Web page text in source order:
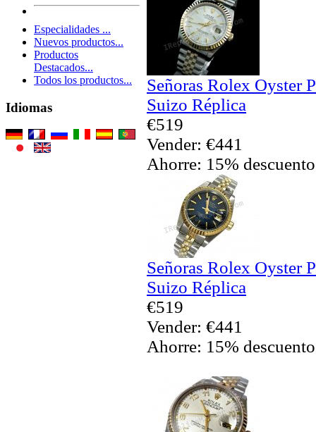
Especialidades ...
Nuevos productos...
Productos
Destacados...
Todos los productos...
Idiomas
Señoras Rolex Oyster
Suizo Réplica
€519
Vender: €441
Ahorre: 15% descuento
Señoras Rolex Oyster
Suizo Réplica
€519
Vender: €441
Ahorre: 15% descuento